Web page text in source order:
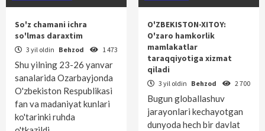
So'z chamani ichra
so'lmas daraxtim
3 yil oldin Behzod 1 473
Shu yilning 23-26 yanvar
sanalarida Ozarbayjonda
O'zbekiston Respublikasi
fan va madaniyat kunlari
ko'tarinki ruhda
O'ZBEKISTON-XITOY:
O'zaro hamkorlik
mamlakatlar
taraqqiyotiga xizmat
qiladi
3 yil oldin Behzod 2 700
Bugun globallashuv
jarayonlari kechayotgan
dunyoda hech bir davlat